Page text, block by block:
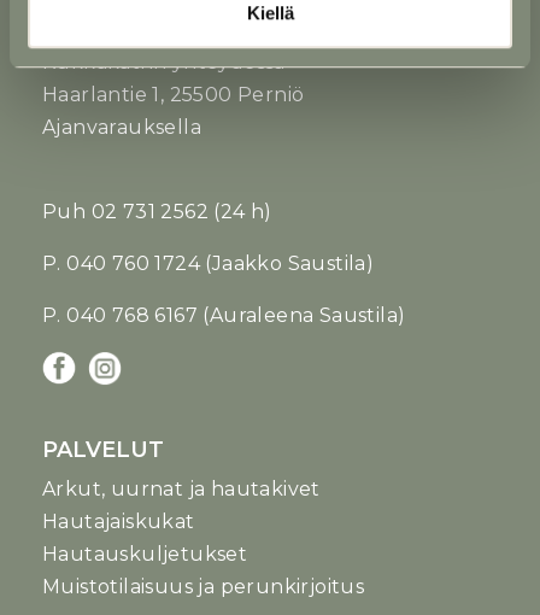
Kiellä
PERNIÖN TOIMIPISTE
Kukkakatrin yhteydessä
Haarlantie 1, 25500 Perniö
Ajanvarauksella
Puh 02 731 2562 (24 h)
P. 040 760 1724 (Jaakko Saustila)
P. 040 768 6167 (Auraleena Saustila)
PALVELUT
Arkut, uurnat ja hautakivet
Hautajaiskukat
Hautauskuljetukset
Muistotilaisuus ja perunkirjoitus